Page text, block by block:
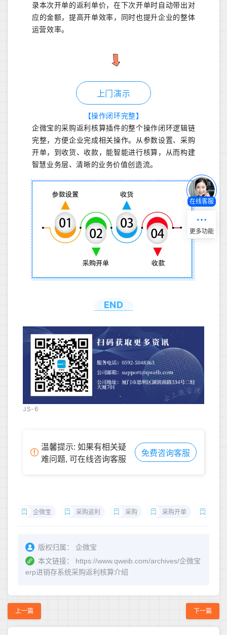
录本次开单的返利单价，在下次开单时自动带出对
应的金额，提高开单效率，同时也提升企业的整体
运营效率。
上门演示
【操作闭环完整】
企微宝的采购返利核算插件的整个操作闭环逻辑链
完整，方便企业完成相关操作。从参数设置、采购
开单，到收货、收款，能智能进行核算，从而构建
智慧业务层、清晰的业务价值创造流。
END
JS-6
温馨提示: 如果有相关疑
难问题, 可在线咨询客服
免费咨询客服
企微宝 采购返利 采购 采购开单
版权归属：
企微宝
本文链接：
https://www.qweib.com/archives/企微宝
erp进销存系统采购返利核算介绍
上一篇 下一篇
在线客服